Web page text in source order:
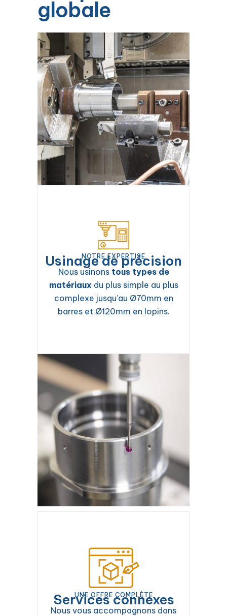
globale
NOTRE EXPERTISE
Usinage de précision
Nous usinons tous types de
matériaux du plus simple au plus
complexe jusqu’au Ø70mm en
barres et Ø120mm en lopins.
UNE OFFRE COMPLÈTE
Services connexes
Nous vous accompagnons dans